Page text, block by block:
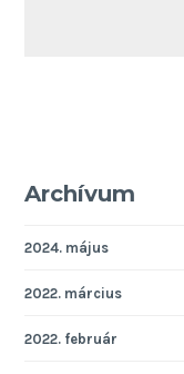
Archívum
2024. május
2022. március
2022. február